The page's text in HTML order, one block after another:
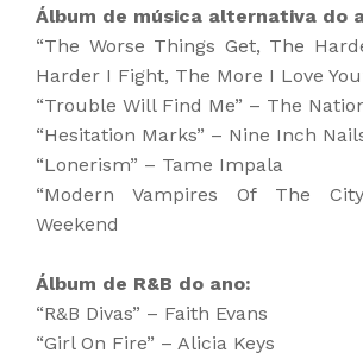
Álbum de música alternativa do
“The Worse Things Get, The
Harder I Fight, The More I Love
“Trouble Will Find Me” – The
“Hesitation Marks” – Nine Inch
“Lonerism” – Tame Impala
“Modern Vampires Of The
Weekend
Álbum de R&B do ano:
“R&B Divas” – Faith Evans
“Girl On Fire” – Alicia Keys